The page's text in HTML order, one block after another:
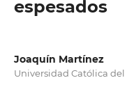
espesados
Joaquín Martínez
Universidad Católica